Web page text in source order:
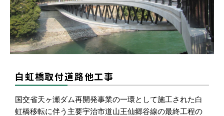
白虹橋取付道路他工事
国交省天ヶ瀬ダム再開発事業の一環として施工された白
虹橋移転に伴う主要宇治市道山王仙郷谷線の最終工程の